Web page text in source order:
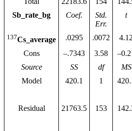
Sb_rate_bg
Coef.
Std.
Err.
t
137Cs_average .0295 .0072 4.12
Cons
–.7343 3.58
Source
SS df MS
Model
420.1 1
Residual
21763.5 153